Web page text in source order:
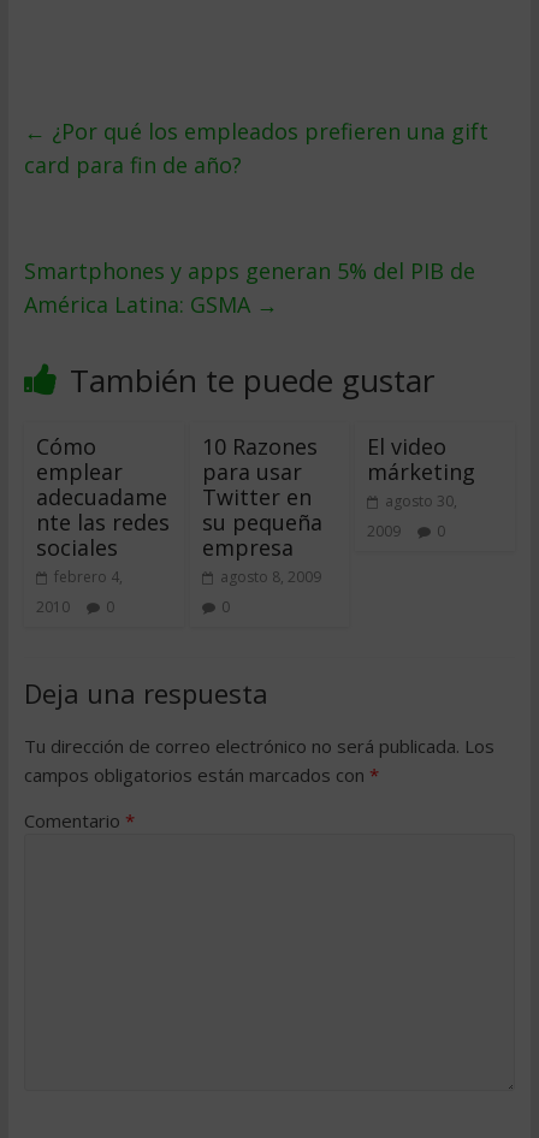
← ¿Por qué los empleados prefieren una gift
card para fin de año?
Smartphones y apps generan 5% del PIB de
América Latina: GSMA →
También te puede gustar
Cómo
emplear
adecuadame
nte las redes
sociales
febrero 4,
2010
0
10 Razones
para usar
Twitter en
su pequeña
empresa
agosto 8, 2009
0
El video
márketing
agosto 30,
2009
0
Deja una respuesta
Tu dirección de correo electrónico no será publicada. Los
campos obligatorios están marcados con *
Comentario *